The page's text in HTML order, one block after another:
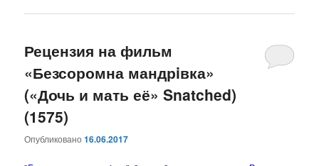
Рецензия на фильм
«Безсоромна мандрiвка»
(«Дочь и мать её» Snatched)
(1575)
Опубликовано16.06.2017